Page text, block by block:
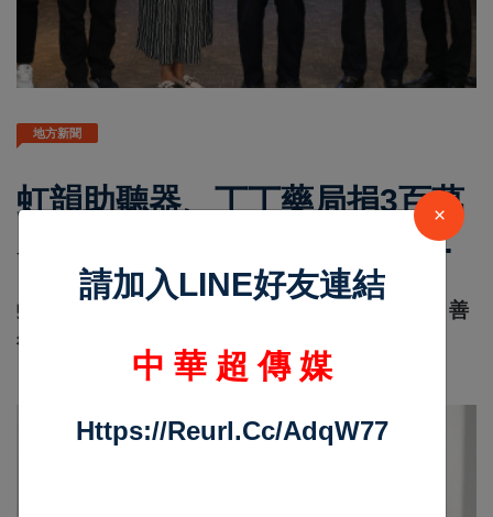
地方新聞
虹韻助聽器、丁丁藥局捐3百萬
弱勢「聽力」人權
Oct 08 2025 13419
虹韻助聽器、丁丁藥局捐3百萬元助聽器 黃偉哲：善
行義舉助弱勢「聽力」人權
×
請加入LINE好友連結
中 華 超 傳 媒
Https://reurl.cc/adqW77